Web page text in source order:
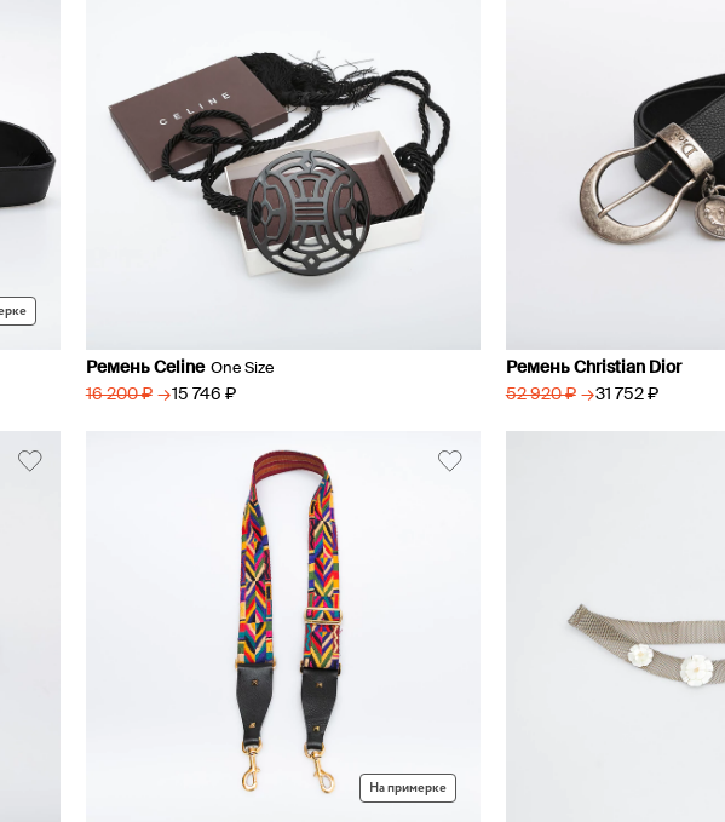
Ремень Celine One Size
16 200 ₽ → 15 746 ₽
Ремень Christian Dior
52 920 ₽ → 31 752 ₽
На примерке